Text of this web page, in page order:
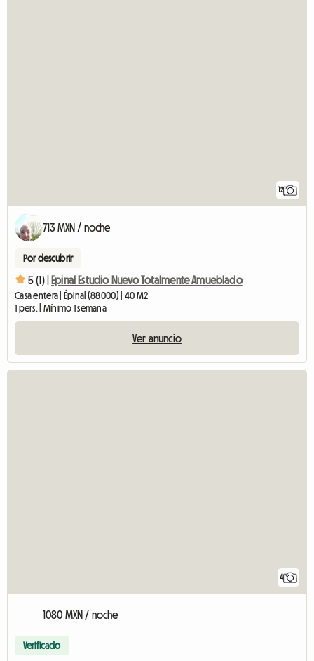
12
713 MXN / noche
Por descubrir
5 (1) | Epinal Estudio Nuevo Totalmente Amueblado
Casa entera | Épinal (88000) | 40 M2
1 pers. | Mínimo 1 semana
Ver anuncio
4
1080 MXN / noche
Verificado